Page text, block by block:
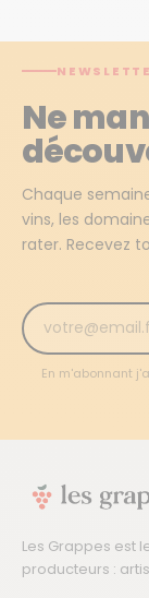
Ne
Chaque
vins, les
rater. Recevez
En m'abonnant
Les Grappes est
producteurs :